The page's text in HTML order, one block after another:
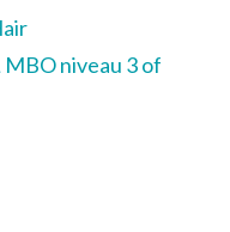
niveau 3 of